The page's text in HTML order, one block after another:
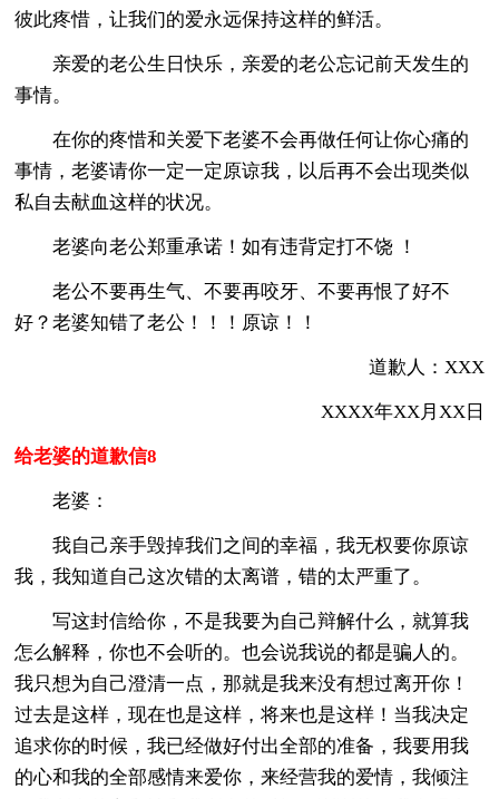
彼此疼惜，让我们的爱永远保持这样的鲜活。
亲爱的老公生日快乐，亲爱的老公忘记前天发生的
事情。
在你的疼惜和关爱下老婆不会再做任何让你心痛的
事情，老婆请你一定一定原谅我，以后再不会出现类似
私自去献血这样的状况。
老婆向老公郑重承诺！如有违背定打不饶 ！
老公不要再生气、不要再咬牙、不要再恨了好不
好？老婆知错了老公！！！原谅！！
道歉人：XXX
XXXX年XX月XX日
给老婆的道歉信8
老婆：
我自己亲手毁掉我们之间的幸福，我无权要你原谅
我，我知道自己这次错的太离谱，错的太严重了。
写这封信给你，不是我要为自己辩解什么，就算我
怎么解释，你也不会听的。也会说我说的都是骗人的。
我只想为自己澄清一点，那就是我来没有想过离开你！
过去是这样，现在也是这样，将来也是这样！当我决定
追求你的时候，我已经做好付出全部的准备，我要用我
的心和我的全部感情来爱你，来经营我的爱情，我倾注